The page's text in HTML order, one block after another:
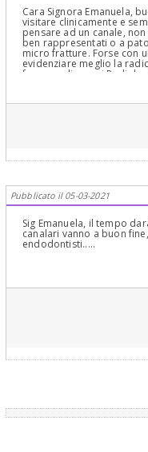
Cara Signora Emanuela,
visitare clinicamente e
pensare ad un canale,
ben rappresentati o a
micro fratture. Forse con
evidenziare meglio la
fare una diagnosi
sondaggio Parodontale
per valutare la eventuale
proseguire di
parodontale iniziale con
escidere il tessuto di
sondaggio e ripeter
Pubblicato il 05-03-2021
Sig Emanuela, il tempo
canalari vanno a buon
endodontisti.....